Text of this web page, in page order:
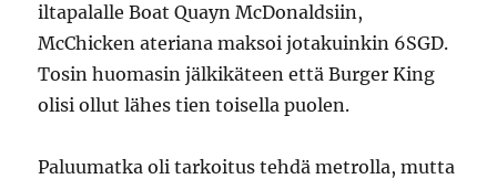
iltapalalle Boat Quayn McDonaldsiin,
McChicken ateriana maksoi jotakuinkin 6SGD.
Tosin huomasin jälkikäteen että Burger King
olisi ollut lähes tien toisella puolen.
Paluumatka oli tarkoitus tehdä metrolla, mutta